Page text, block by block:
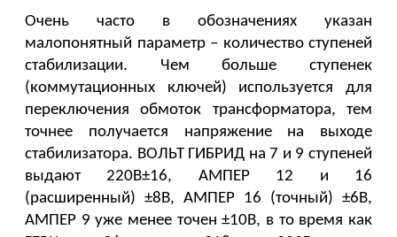
Очень часто в обозначениях указан
малопонятный параметр – количество ступеней
стабилизации. Чем больше ступенек
(коммутационных ключей) используется для
переключения обмоток трансформатора, тем
точнее получается напряжение на выходе
стабилизатора. ВОЛЬТ ГИБРИД на 7 и 9 ступеней
выдают 220В±16, АМПЕР 12 и 16
(расширенный) ±8В, АМПЕР 16 (точный) ±6В,
АМПЕР 9 уже менее точен ±10В, в то время как